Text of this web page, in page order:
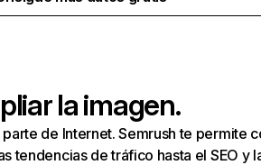
la imagen.
de Internet. Semrush te permite
tendencias de tráfico hasta el SEO y